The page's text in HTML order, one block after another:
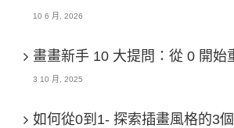
10 6 月, 2026
畫畫新手 10 大提問：從 0 開始
3 10 月, 2025
如何從0到1- 探索插畫風格的3